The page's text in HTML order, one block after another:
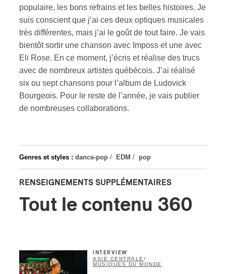
Genres et styles : dance-pop / EDM / pop
RENSEIGNEMENTS SUPPLÉMENTAIRES
populaire, les bons refrains et les belles histoires. Je
suis conscient que j’ai ces deux optiques musicales
très différentes, mais j’ai le goût de tout faire. Je vais
bientôt sortir une chanson avec Imposs et une avec
Eli Rose. En ce moment, j’écris et réalise des trucs
avec de nombreux artistes québécois. J’ai réalisé
six ou sept chansons pour l’album de Ludovick
Bourgeois. Pour le reste de l’année, je vais publier
de nombreuses collaborations.
Tout le contenu 360
INTERVIEW
ASIE CENTRALE/
MUSIQUES DU MONDE